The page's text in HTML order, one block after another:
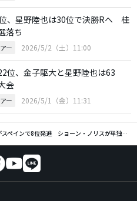
、星野陸也は30位で決勝Rへ 桂
落ち
ー 2026/5/2（土）11:00
位、金子駆大と星野陸也は63
会
ー 2026/5/1（金）11:31
ペインで8位発進 ショーン・ノリスが単独首位